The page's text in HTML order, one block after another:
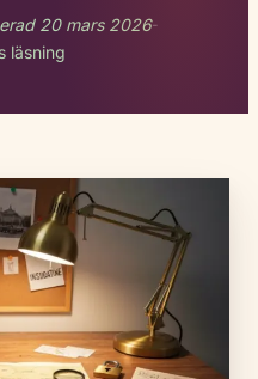
20 mars 2026-
läsning